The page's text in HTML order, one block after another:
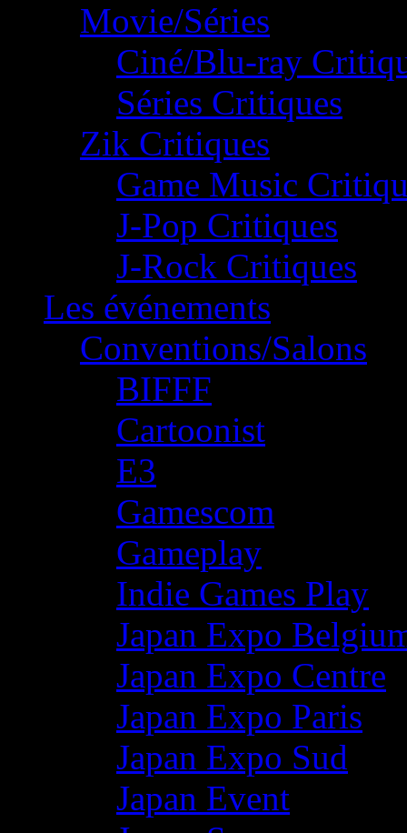
Movie/Séries
Ciné/Blu-ray
Séries Critiques
Zik Critiques
Game Music
J-Pop Critiques
J-Rock Critiques
Les événements
Conventions/Salons
BIFFF
Cartoonist
E3
Gamescom
Gameplay
Indie Games Play
Japan Expo
Japan Expo Centre
Japan Expo Paris
Japan Expo Sud
Japan Event